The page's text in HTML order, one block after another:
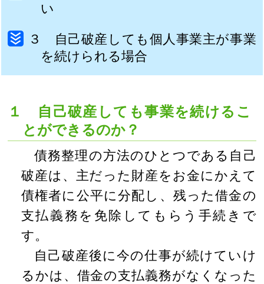
い
３ 自己破産しても個人事業主が事業
を続けられる場合
１ 自己破産しても事業を続けるこ
とができるのか？
債務整理の方法のひとつである自己
破産は、主だった財産をお金にかえて
債権者に公平に分配し、残った借金の
支払義務を免除してもらう手続きで
す。
自己破産後に今の仕事が続けていけ
るかは、借金の支払義務がなくなった